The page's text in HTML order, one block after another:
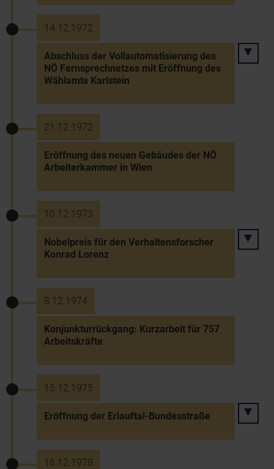
14.12.1972
Abschluss der Vollautomatisierung des
NÖ Fernsprechnetzes mit Eröffnung des
Wählamts Karlstein
21.12.1972
Eröffnung des neuen Gebäudes der NÖ
Arbeiterkammer in Wien
10.12.1973
Nobelpreis für den Verhaltensforscher
Konrad Lorenz
8.12.1974
Konjunkturrückgang: Kurzarbeit für 757
Arbeitskräfte
15.12.1975
Eröffnung der Erlauftal-Bundesstraße
16.12.1978